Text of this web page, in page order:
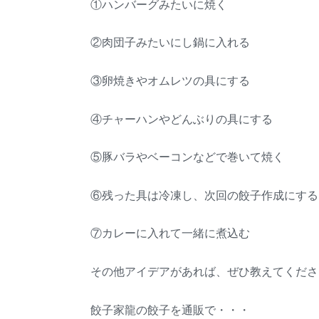
①ハンバーグみたいに焼く
②肉団子みたいにし鍋に入れる
③卵焼きやオムレツの具にする
④チャーハンやどんぶりの具にする
⑤豚バラやベーコンなどで巻いて焼く
⑥残った具は冷凍し、次回の餃子作成にす
⑦カレーに入れて一緒に煮込む
その他アイデアがあれば、ぜひ教えてくだ
餃子家龍の餃子を通販で・・・